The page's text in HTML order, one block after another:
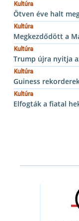
Kultúra
Ötven éve halt
Kultúra
Megkezdődött a
Kultúra
Trump újra nyitja
Kultúra
Guiness
Kultúra
Elfogták a fiatal